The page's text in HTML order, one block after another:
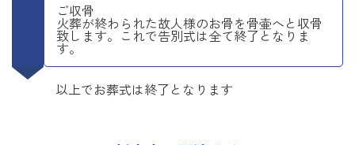
ご収骨
火葬が終わられた故人様のお骨を骨壷へと収骨
致します。これで告別式は全て終了となりま
す。
以上でお葬式は終了となります